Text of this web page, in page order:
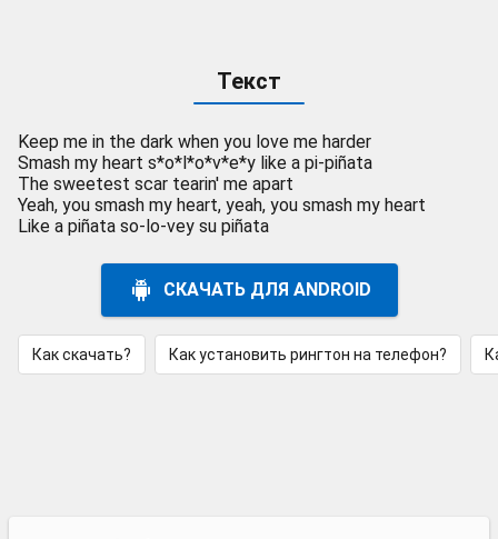
Текст
Keep me in the dark when you love me harder
Smash my heart s*o*l*o*v*e*y like a pi-piñata
The sweetest scar tearin' me apart
Yeah, you smash my heart, yeah, you smash my heart
Like a piñata so-lo-vey su piñata
СКАЧАТЬ ДЛЯ ANDROID
Как скачать? Как установить рингтон на телефон?